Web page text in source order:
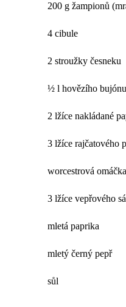
200 g žampionů
4 cibule
2 stroužky česneku
½ l hovězího bujónu
2 lžíce nakládané
3 lžíce rajčatového
worcestrová
3 lžíce vepřového
mletá paprika
mletý černý pepř
sůl